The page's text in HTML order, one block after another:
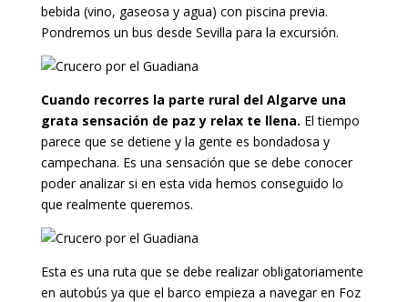
bebida (vino, gaseosa y agua) con piscina previa.
Pondremos un bus desde Sevilla para la excursión.
Cuando recorres la parte rural del Algarve una
grata sensación de paz y relax te llena. El tiempo
parece que se detiene y la gente es bondadosa y
campechana. Es una sensación que se debe conocer
poder analizar si en esta vida hemos conseguido lo
que realmente queremos.
Esta es una ruta que se debe realizar obligatoriamente
en autobús ya que el barco empieza a navegar en Foz